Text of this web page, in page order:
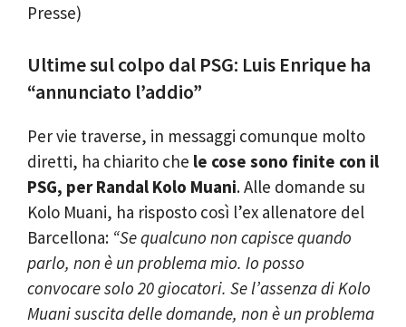
Presse)
Ultime sul colpo dal PSG: Luis Enrique ha
“annunciato l’addio”
Per vie traverse, in messaggi comunque molto
diretti, ha chiarito che le cose sono finite con il
PSG, per Randal Kolo Muani. Alle domande su
Kolo Muani, ha risposto così l’ex allenatore del
Barcellona: “Se qualcuno non capisce quando
parlo, non è un problema mio. Io posso
convocare solo 20 giocatori. Se l’assenza di Kolo
Muani suscita delle domande, non è un problema